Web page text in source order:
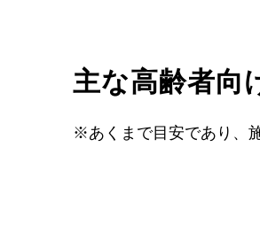
主な高齢者向
※あくまで目安であり、